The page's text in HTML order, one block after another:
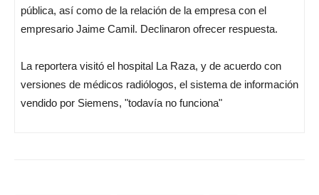
pública, así como de la relación de la empresa con el
empresario Jaime Camil. Declinaron ofrecer respuesta.
La reportera visitó el hospital La Raza, y de acuerdo con
versiones de médicos radiólogos, el sistema de información
vendido por Siemens, "todavía no funciona"